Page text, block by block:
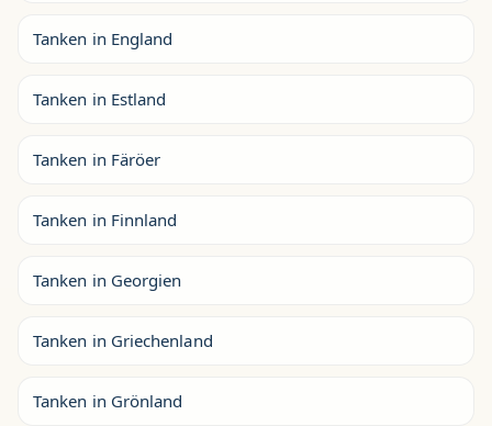
Tanken in England
Tanken in Estland
Tanken in Färöer
Tanken in Finnland
Tanken in Georgien
Tanken in Griechenland
Tanken in Grönland